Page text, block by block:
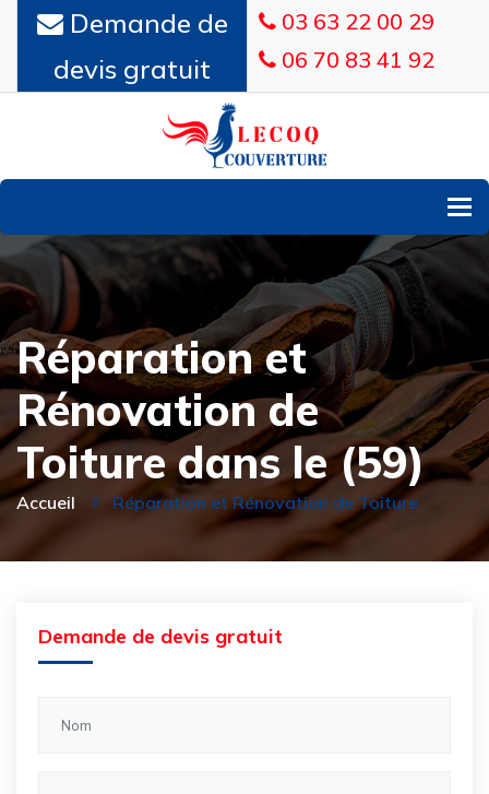
03 63 22 00 29
06 70 83 41 92
Demande de
devis gratuit
Réparation et
Rénovation de
Toiture dans le (59)
Accueil Réparation et Rénovation de Toiture
Demande de devis gratuit